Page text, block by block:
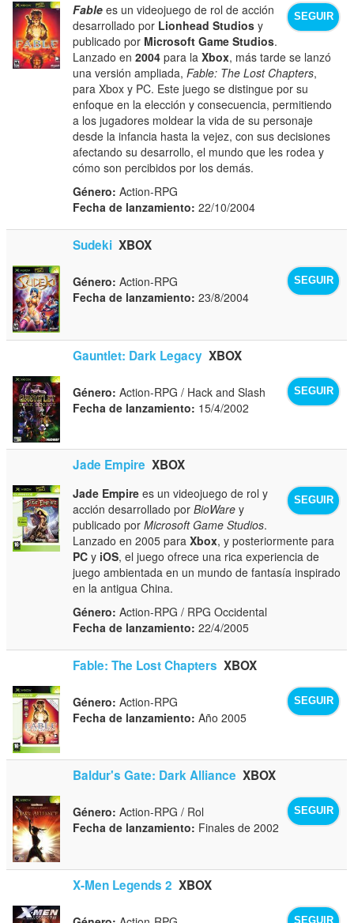
SEGUIR
Fable es un videojuego de rol de acción
desarrollado por Lionhead Studios y
publicado por Microsoft Game Studios.
Lanzado en2004 para laXbox, más tarde se lanzó
una versión ampliada,Fable: The Lost Chapters,
para Xbox y PC. Este juego se distingue por su
enfoque en la elección y consecuencia, permitiendo
a los jugadores moldear la vida de su personaje
desde la infancia hasta la vejez, con sus decisiones
afectando su desarrollo, el mundo que les rodea y
cómo son percibidos por los demás.
Género: Action-RPG
Fecha de lanzamiento: 22/10/2004
Sudeki XBOX
SEGUIR
Género: Action-RPG
Fecha de lanzamiento: 23/8/2004
Gauntlet: Dark Legacy XBOX
SEGUIR
Género: Action-RPG / Hack and Slash
Fecha de lanzamiento: 15/4/2002
Jade Empire XBOX
SEGUIR
Jade Empire es un videojuego de rol y
acción desarrollado porBioWare y
publicado porMicrosoft Game Studios.
Lanzado en 2005 paraXbox, y posteriormente para
PC y iOS, el juego ofrece una rica experiencia de
juego ambientada en un mundo de fantasía inspirado
en la antigua China.
Género: Action-RPG / RPG Occidental
Fecha de lanzamiento: 22/4/2005
Fable: The Lost Chapters XBOX
SEGUIR
Género: Action-RPG
Fecha de lanzamiento: Año 2005
Baldur's Gate: Dark Alliance XBOX
SEGUIR
Género: Action-RPG / Rol
Fecha de lanzamiento: Finales de 2002
X-Men Legends 2 XBOX
SEGUIR